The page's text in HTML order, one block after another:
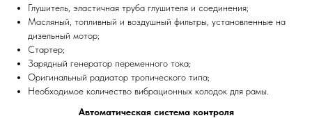
Глушитель, эластичная труба глушителя и соединения;
Масляный, топливный и воздушный фильтры, установленные на
дизельный мотор;
Стартер;
Зарядный генератор переменного тока;
Оригинальный радиатор тропического типа;
Необходимое количество вибрационных колодок для рамы.
Автоматическая система контроля